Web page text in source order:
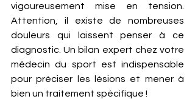
vigoureusement mise en tension.
Attention, il existe de nombreuses
douleurs qui laissent penser à ce
diagnostic. Un bilan expert chez votre
médecin du sport est indispensable
pour préciser les lésions et mener à
bien un traitement spécifique !